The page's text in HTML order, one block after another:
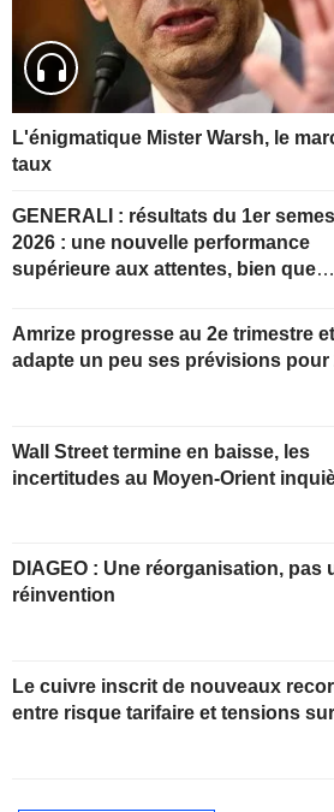
L'énigmatique Mister Warsh, le
taux
GENERALI : résultats du 1er semestre
2026 : une nouvelle performance
supérieure aux attentes, bien que
Amrize progresse au 2e trimestre et
adapte un peu ses prévisions pour
Wall Street termine en baisse, les
incertitudes au Moyen-Orient
DIAGEO : Une réorganisation, pas une
réinvention
Le cuivre inscrit de nouveaux
entre risque tarifaire et tensions